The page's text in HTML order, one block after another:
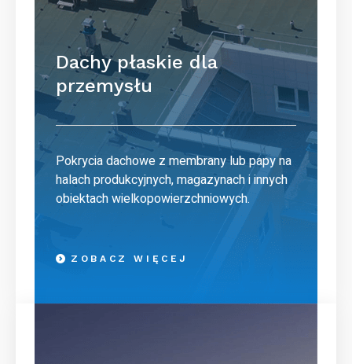
Dachy płaskie dla
przemysłu
Pokrycia dachowe z membrany lub papy na
halach produkcyjnych, magazynach i innych
obiektach wielkopowierzchniowych.
ZOBACZ WIĘCEJ